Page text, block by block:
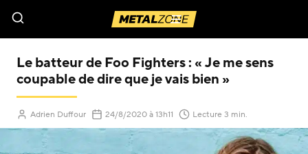
Menu
Le batteur de Foo Fighters : « Je me sens
coupable de dire que je vais bien »
Adrien Duffour 24/8/2020(Mis à jour le)
à 13h11 Lecture 3 min.